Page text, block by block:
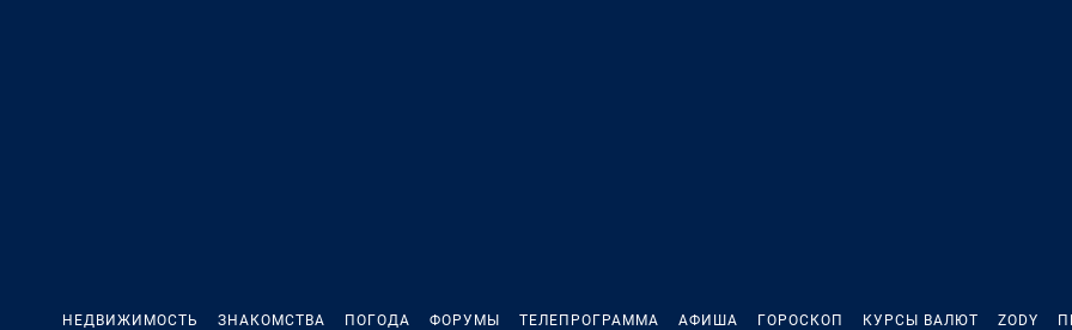
НЕДВИЖИМОСТЬ ЗНАКОМСТВА ПОГОДА ФОРУМЫ ТЕЛЕПРОГРАММА АФИША ГОРОСКОП КУРСЫ ВАЛЮТ ZODY